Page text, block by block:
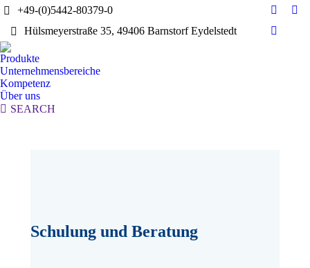
+49-(0)5442-80379-0
Hülsmeyerstraße 35, 49406 Barnstorf Eydelstedt
E-
Mail
Produkte
Unternehmensbereiche
Kompetenz
Über uns
Search:
SEARCH
Schulung und Beratung